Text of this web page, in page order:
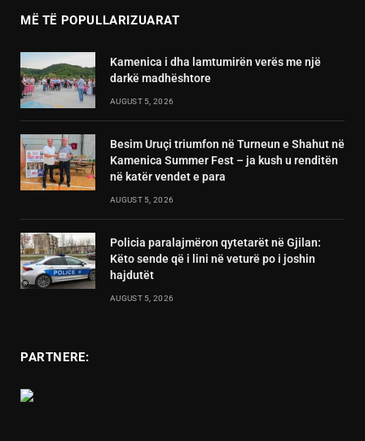
MË TË POPULLARIZUARAT
Kamenica i dha lamtumirën verës me një
darkë madhështore
AUGUST 5, 2026
Besim Uruçi triumfon në Turneun e Shahut në
Kamenica Summer Fest – ja kush u renditën
në katër vendet e para
AUGUST 5, 2026
Policia paralajmëron qytetarët në Gjilan:
Këto sende që i lini në veturë po i joshin
hajdutët
AUGUST 5, 2026
PARTNERE: